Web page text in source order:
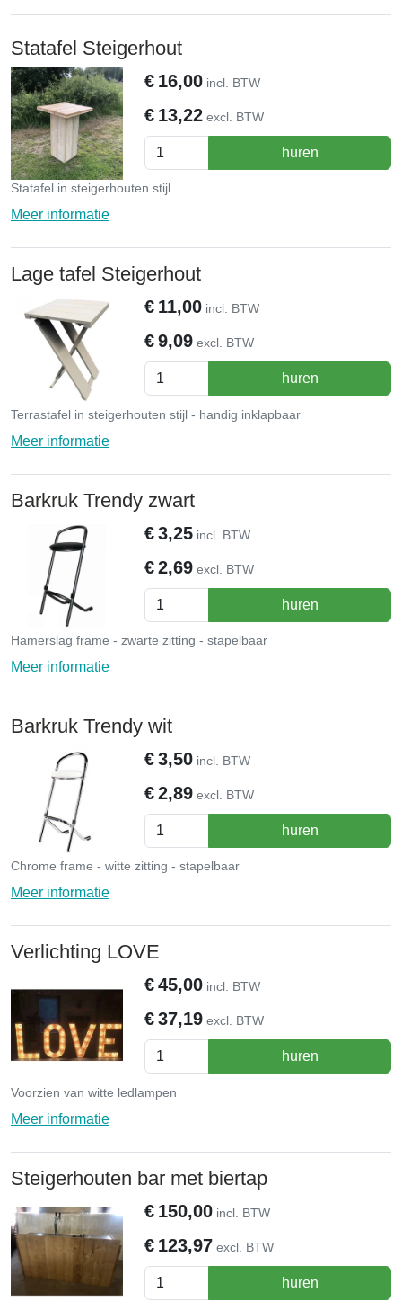
Statafel Steigerhout
€ 16,00 incl. BTW
€ 13,22 excl. BTW
huren
Statafel in steigerhouten stijl
Meer informatie
Lage tafel Steigerhout
€ 11,00 incl. BTW
€9,09 excl. BTW
huren
Terrastafel in steigerhouten stijl - handig inklapbaar
Meer informatie
Barkruk Trendy zwart
€3,25 incl. BTW
€2,69 excl. BTW
huren
Hamerslag frame - zwarte zitting - stapelbaar
Meer informatie
Barkruk Trendy wit
€3,50 incl. BTW
€2,89 excl. BTW
huren
Chrome frame - witte zitting - stapelbaar
Meer informatie
Verlichting LOVE
€45,00 incl. BTW
€37,19 excl. BTW
huren
Voorzien van witte ledlampen
Meer informatie
Steigerhouten bar met biertap
€ 150,00 incl. BTW
€ 123,97 excl. BTW
huren